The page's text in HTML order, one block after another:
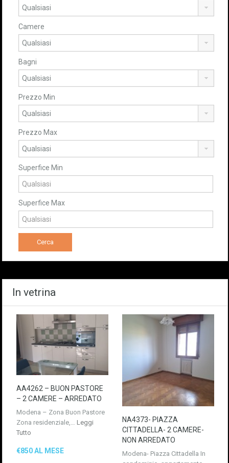
Camere
Bagni
Prezzo Min
Prezzo Max
Superfice Min
Superfice Max
In vetrina
AA4262 – BUON PASTORE
– 2 CAMERE – ARREDATO
Modena – Zona Buon Pastore
Zona residenziale,… Leggi
Tutto
€850 AL MESE
NA4373- PIAZZA
CITTADELLA- 2 CAMERE-
NON ARREDATO
Modena- Piazza Cittadella In